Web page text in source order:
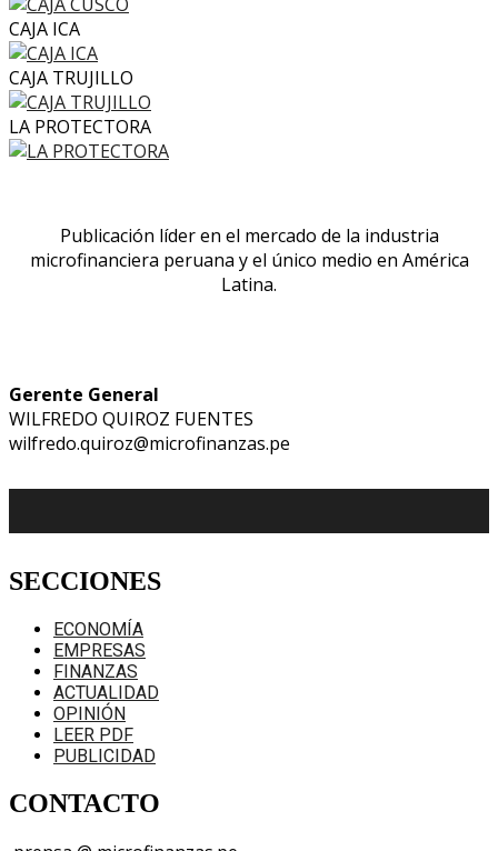
CAJA ICA
CAJA TRUJILLO
LA PROTECTORA
Publicación líder en el mercado de la industria
microfinanciera peruana y el único medio en América
Latina.
Gerente General
WILFREDO QUIROZ FUENTES
wilfredo.quiroz@microfinanzas.pe
SECCIONES
ECONOMÍA
EMPRESAS
FINANZAS
ACTUALIDAD
OPINIÓN
LEER PDF
PUBLICIDAD
CONTACTO